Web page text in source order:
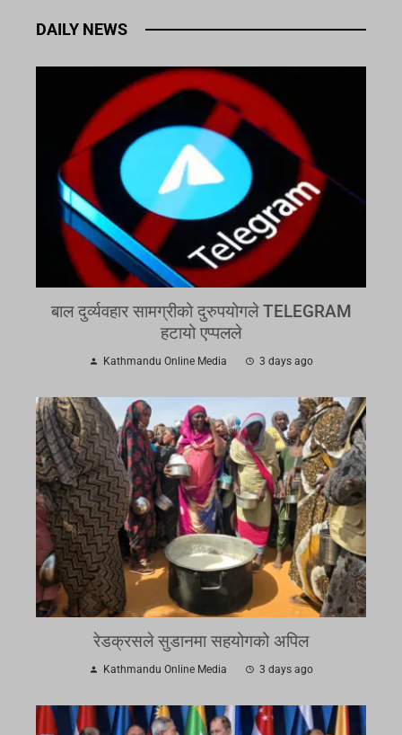
DAILY NEWS
बाल दुर्व्यवहार सामग्रीको दुरुपयोगले TELEGRAM
हटायो एप्पलले
Kathmandu Online Media 3 days ago
रेडक्रसले सुडानमा सहयोगको अपिल
Kathmandu Online Media 3 days ago